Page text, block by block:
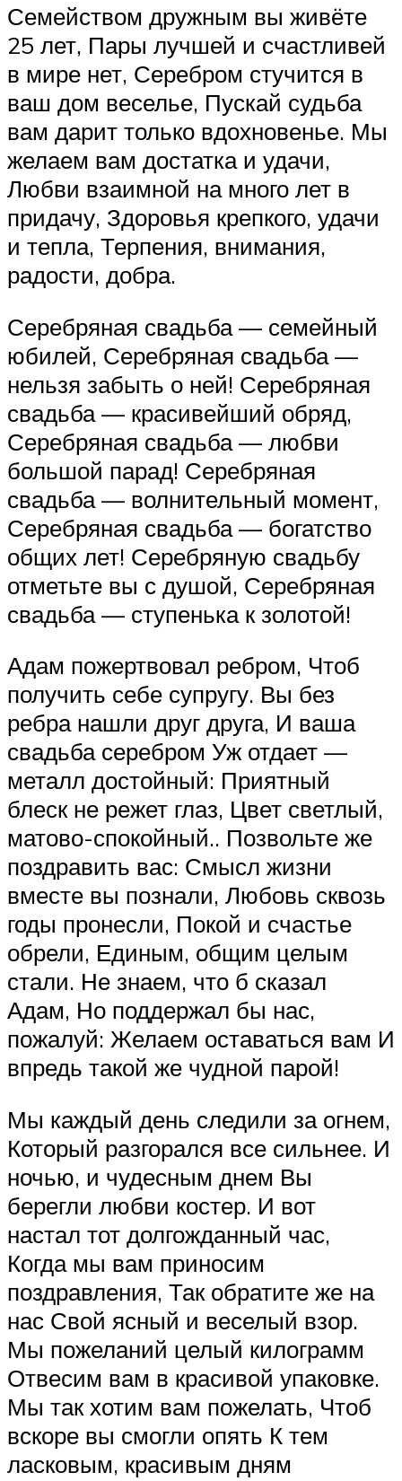
Семейством дружным вы живёте
25 лет, Пары лучшей и счастливей
в мире нет, Серебром стучится в
ваш дом веселье, Пускай судьба
вам дарит только вдохновенье. Мы
желаем вам достатка и удачи,
Любви взаимной на много лет в
придачу, Здоровья крепкого, удачи
и тепла, Терпения, внимания,
радости, добра.
Серебряная свадьба — семейный
юбилей, Серебряная свадьба —
нельзя забыть о ней! Серебряная
свадьба — красивейший обряд,
Серебряная свадьба — любви
большой парад! Серебряная
свадьба — волнительный момент,
Серебряная свадьба — богатство
общих лет! Серебряную свадьбу
отметьте вы с душой, Серебряная
свадьба — ступенька к золотой!
Адам пожертвовал ребром, Чтоб
получить себе супругу. Вы без
ребра нашли друг друга, И ваша
свадьба серебром Уж отдает —
металл достойный: Приятный
блеск не режет глаз, Цвет светлый,
матово-спокойный.. Позвольте же
поздравить вас: Смысл жизни
вместе вы познали, Любовь сквозь
годы пронесли, Покой и счастье
обрели, Единым, общим целым
стали. Не знаем, что б сказал
Адам, Но поддержал бы нас,
пожалуй: Желаем оставаться вам И
впредь такой же чудной парой!
Мы каждый день следили за огнем,
Который разгорался все сильнее. И
ночью, и чудесным днем Вы
берегли любви костер. И вот
настал тот долгожданный час,
Когда мы вам приносим
поздравления, Так обратите же на
нас Свой ясный и веселый взор.
Мы пожеланий целый килограмм
Отвесим вам в красивой упаковке.
Мы так хотим вам пожелать, Чтоб
вскоре вы смогли опять К тем
ласковым, красивым дням